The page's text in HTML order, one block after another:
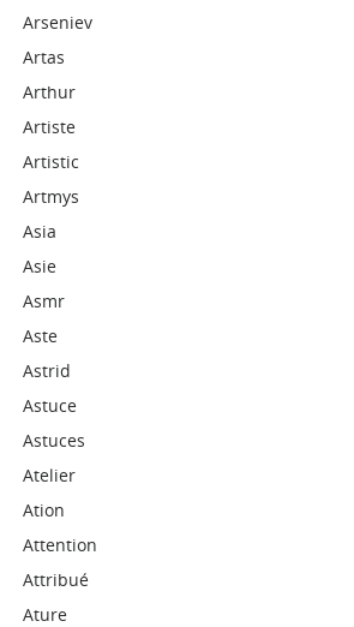
Arseniev
Artas
Arthur
Artiste
Artistic
Artmys
Asia
Asie
Asmr
Aste
Astrid
Astuce
Astuces
Atelier
Ation
Attention
Attribué
Ature